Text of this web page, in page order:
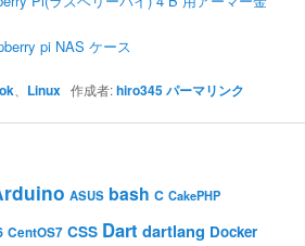
pi NAS ケース
Linux 作成者:hiro345パーマリンク
ASUS bash C CakePHP
CentOS7 CSS Dart dartlang Docker